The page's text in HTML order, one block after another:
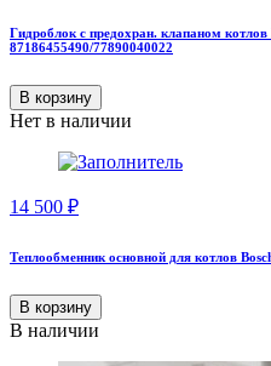
Гидроблок с предохран. клапаном
87186455490/77890040022
В корзину
Нет в наличии
14 500 ₽
Теплообменник основной для котлов
В корзину
В наличии